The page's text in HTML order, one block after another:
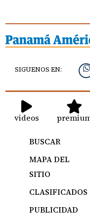
SIGUENOS EN:
videos
BUSCAR
MAPA DEL
SITIO
CLASIFICADOS
PUBLICIDAD